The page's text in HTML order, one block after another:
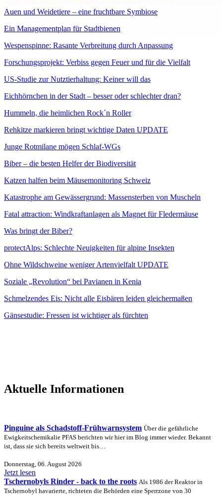
Auen und Weidetiere – eine fruchtbare Symbiose
Ein Managementplan für Stadtbienen
Wespenspinne: Rasante Verbreitung durch Anpassung
Forschungsprojekt: Verbiss gegen Feuer und für die Vielfalt
US-Studie zur Nutztierhaltung: Keiner will das
Eichhörnchen in der Stadt – besser oder schlechter dran?
Hummeln, die heimlichen Rock´n Roller
Rehkitze markieren bringt wichtige Daten UPDATE
Junge Rotmilane mögen Schlaf-WGs
Biber – die besten Helfer der Biodiversität
Katzen halfen beim Mäusemonitoring Schweiz
Katastrophe am Gewässergrund: Massensterben von Muscheln
Fatal attraction: Windkraftanlagen als Magnet für Fledermäuse
Was bringt der Biber?
protectAlps: Schlechte Neuigkeiten für alpine Insekten
Ohne Wildschweine weniger Artenvielfalt UPDATE
Soziale „Revolution“ bei Pavianen in Kenia
Schmelzendes Eis: Nicht alle Eisbären leiden gleichermaßen
Gänsestudie: Fressen ist wichtiger als fürchten
Aktuelle Informationen
Pinguine als Schadstoff-Frühwarnsystem Über die gefährliche
Ewigkeitschemikalie PFAS berichten wir hier im Blog immer wieder. Bekannt
ist, dass sie sich bereits weltweit bis…
Donnerstag, 06. August 2026
Jetzt lesen
Tschernobyls Rinder - back to the roots Als 1986 der Reaktor in
Tschernobyl havarierte, richteten die Behörden eine Sperrzone von 30